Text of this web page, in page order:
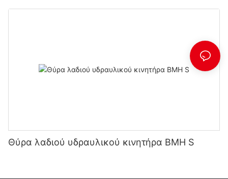
Θύρα λαδιού υδραυλικού κινητήρα BMH S